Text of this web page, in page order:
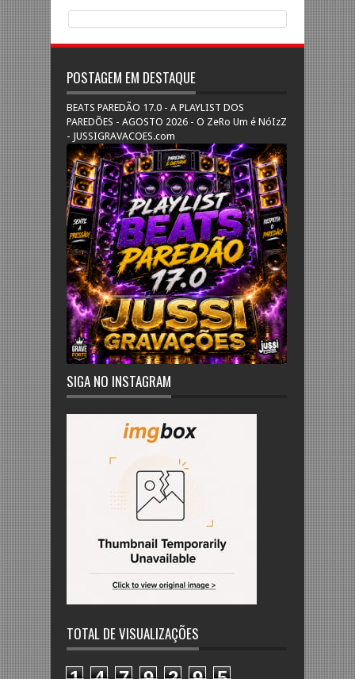
POSTAGEM EM DESTAQUE
BEATS PAREDÃO 17.0 - A PLAYLIST DOS
PAREDÕES - AGOSTO 2026 - O ZeRo Um é NóIzZ
- JUSSIGRAVACOES.com
SIGA NO INSTAGRAM
TOTAL DE VISUALIZAÇÕES